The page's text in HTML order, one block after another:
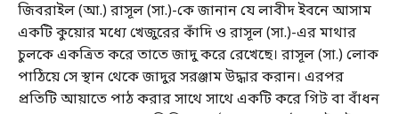
জিবরাইল (আ.) রাসূল (সা.)-কে জানান যে লাবীদ ইবনে আসাম
একটি কুয়োর মধ্যে খেজুরের কাঁদি ও রাসূল (সা.)-এর মাথার
চুলকে একত্রিত করে তাতে জাদু করে রেখেছে। রাসূল (সা.) লোক
পাঠিয়ে সে স্থান থেকে জাদুর সরঞ্জাম উদ্ধার করান। এরপর
প্রতিটি আয়াতে পাঠ করার সাথে সাথে একটি করে গিট বা বাঁধন